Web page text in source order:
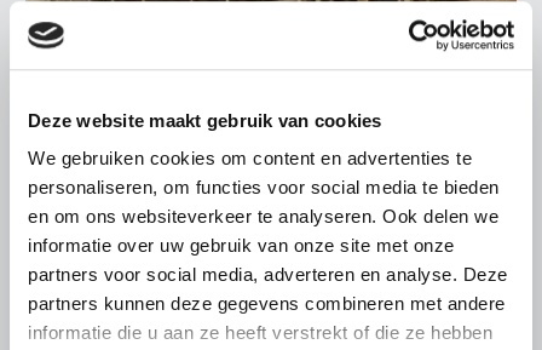
Deze website maakt gebruik van cookies
We gebruiken cookies om content en advertenties te
personaliseren, om functies voor social media te bieden
en om ons websiteverkeer te analyseren. Ook delen we
informatie over uw gebruik van onze site met onze
partners voor social media, adverteren en analyse. Deze
partners kunnen deze gegevens combineren met andere
informatie die u aan ze heeft verstrekt of die ze hebben
LTO LOBBY